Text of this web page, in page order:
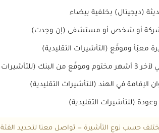
(ديجيتال) بخلفية بيضاء
شركة أو شخص أو مستشفى (إن وجدت)
معبّأ وموقّع (التأشيرات التقليدية)
التقليدية)
الإقامة في الهند (للتأشيرات التقليدية)
(للتأشيرات التقليدية)
حسب نوع التأشيرة — تواصل معنا لتحديد